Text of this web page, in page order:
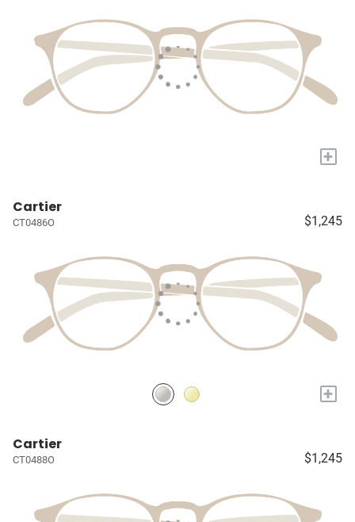
+
Cartier
CT0486O $1,245
+
Cartier
CT0488O $1,245